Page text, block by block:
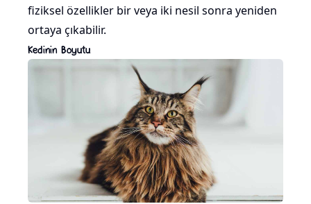
fiziksel özellikler bir veya iki nesil sonra yeniden
ortaya çıkabilir.
Kedinin Boyutu